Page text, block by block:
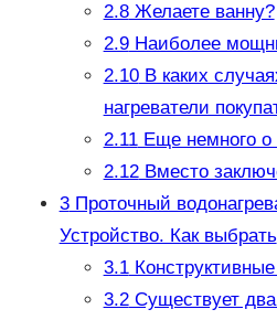
2.8Желаете ванну?
2.9Наиболее
2.10В каких
нагреватели
2.11Еще немного о
2.12Вместо
3Проточный
Устройство. Как выбрать
3.1
3.2Существует два